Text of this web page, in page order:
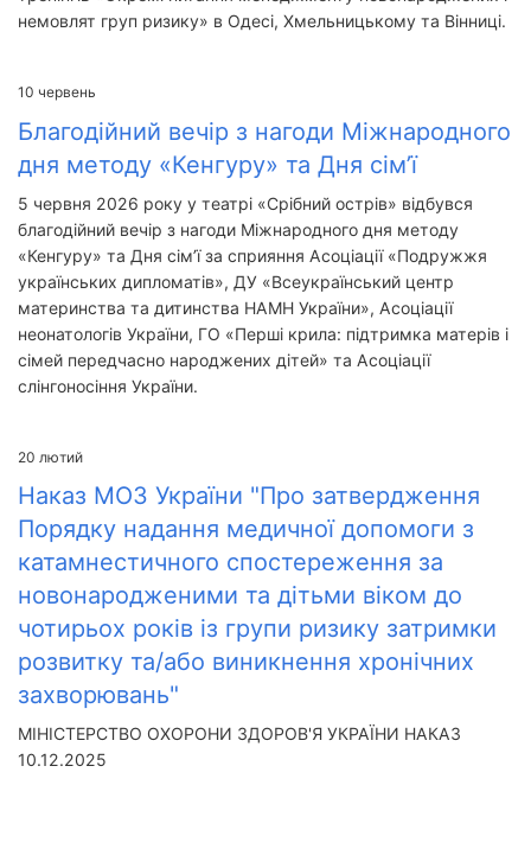
немовлят груп ризику» в Одесі, Хмельницькому та Вінниці.
10 червень
Благодійний вечір з нагоди Міжнародного
дня методу «Кенгуру» та Дня сім’ї
5 червня 2026 року у театрі «Срібний острів» відбувся
благодійний вечір з нагоди Міжнародного дня методу
«Кенгуру» та Дня сім’ї за сприяння Асоціації «Подружжя
українських дипломатів», ДУ «Всеукраїнський центр
материнства та дитинства НАМН України», Асоціації
неонатологів України, ГО «Перші крила: підтримка матерів і
сімей передчасно народжених дітей» та Асоціації
слінгоносіння України.
20 лютий
Наказ МОЗ України "Про затвердження
Порядку надання медичної допомоги з
катамнестичного спостереження за
новонародженими та дітьми віком до
чотирьох років із групи ризику затримки
розвитку та/або виникнення хронічних
захворювань"
МІНІСТЕРСТВО ОХОРОНИ ЗДОРОВ'Я УКРАЇНИ НАКАЗ
10.12.2025